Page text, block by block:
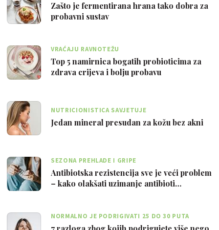
Zašto je fermentirana hrana tako dobra za
probavni sustav
VRAĆAJU RAVNOTEŽU
Top 5 namirnica bogatih probioticima za
zdrava crijeva i bolju probavu
NUTRICIONISTICA SAVJETUJE
Jedan mineral presudan za kožu bez akni
SEZONA PREHLADE I GRIPE
Antibiotska rezistencija sve je veći problem
– kako olakšati uzimanje antibioti…
NORMALNO JE PODRIGIVATI 25 DO 30 PUTA
DNEVNO